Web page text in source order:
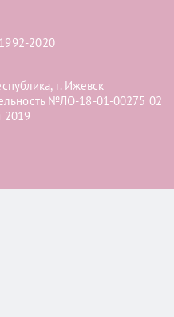
2020
г. Ижевск
№ЛО-18-01-00275 02
2019